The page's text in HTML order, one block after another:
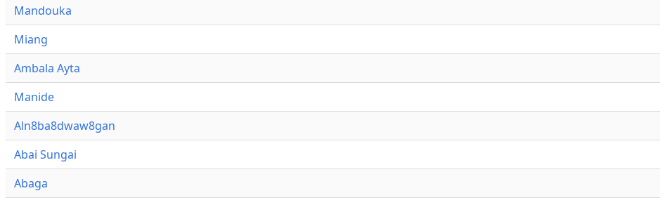
Mandouka
Miang
Ambala Ayta
Manide
Aln8ba8dwaw8gan
Abai Sungai
Abaga